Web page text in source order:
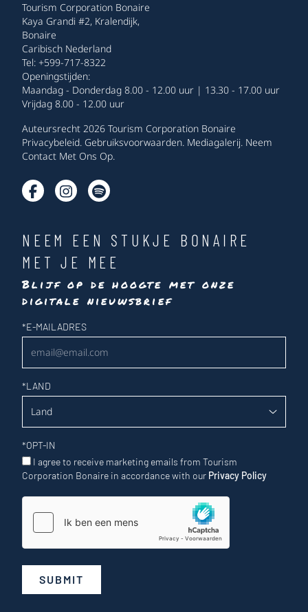
Tourism Corporation Bonaire
Kaya Grandi #2, Kralendijk,
Bonaire
Caribisch Nederland
Tel: +599-717-8322
Openingstijden:
Maandag - Donderdag 8.00 - 12.00 uur | 13.30 - 17.00 uur
Vrijdag 8.00 - 12.00 uur
Auteursrecht 2026 Tourism Corporation Bonaire
Privacybeleid. Gebruiksvoorwaarden. Mediagalerij. Neem
Contact Met Ons Op.
NEEM EEN STUKJE BONAIRE
MET JE MEE
Blijf op de hoogte met onze
digitale nieuwsbrief
Nieuwsbrief
*E-MAILADRES
*LAND
*OPT-IN
I agree to receive marketing emails from Tourism
Corporation Bonaire in accordance with our Privacy Policy
SUBMIT